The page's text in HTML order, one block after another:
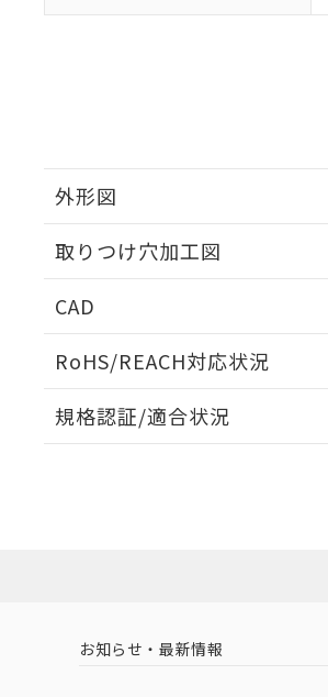
外形図
取りつけ穴加工図
CAD
RoHS/REACH対応状況
EU RoHS 注意事項・凡例
中国 RoHS 注意事項・凡例
規格認証/適合状況
お知らせ・最新情報